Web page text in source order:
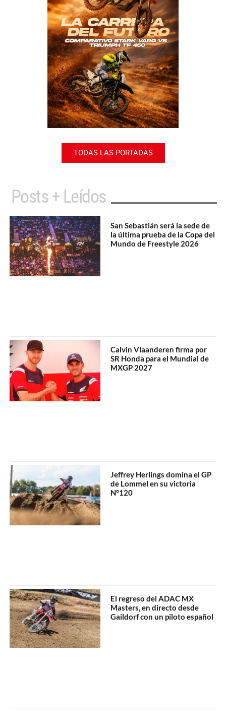
TODAS LAS PORTADAS
Posts + Leídos
San Sebastián será la sede de
la última prueba de la Copa del
Mundo de Freestyle 2026
Calvin Vlaanderen firma por
SR Honda para el Mundial de
MXGP 2027
Jeffrey Herlings domina el GP
de Lommel en su victoria
N°120
El regreso del ADAC MX
Masters, en directo desde
Gaildorf con un piloto español